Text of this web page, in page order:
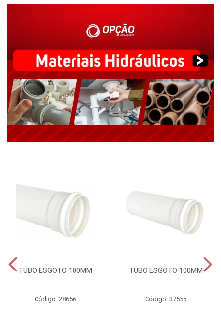
TUBO ESGOTO 100MM
Código: 28656
TUBO ESGOTO 100MM
Código: 37555